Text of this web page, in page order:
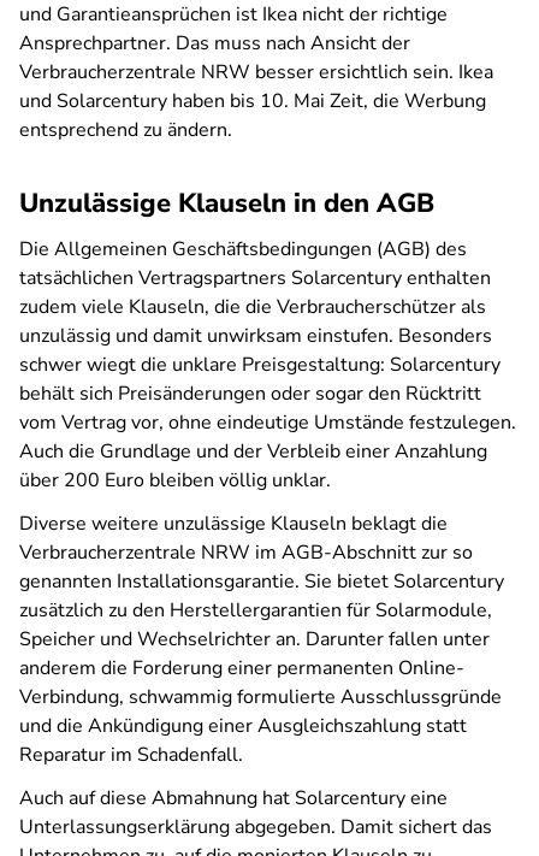
und Garantieansprüchen ist Ikea nicht der richtige
Ansprechpartner. Das muss nach Ansicht der
Verbraucherzentrale NRW besser ersichtlich sein. Ikea
und Solarcentury haben bis 10. Mai Zeit, die Werbung
entsprechend zu ändern.
Unzulässige Klauseln in den AGB
Die Allgemeinen Geschäftsbedingungen (AGB) des
tatsächlichen Vertragspartners Solarcentury enthalten
zudem viele Klauseln, die die Verbraucherschützer als
unzulässig und damit unwirksam einstufen. Besonders
schwer wiegt die unklare Preisgestaltung: Solarcentury
behält sich Preisänderungen oder sogar den Rücktritt
vom Vertrag vor, ohne eindeutige Umstände festzulegen.
Auch die Grundlage und der Verbleib einer Anzahlung
über 200 Euro bleiben völlig unklar.
Diverse weitere unzulässige Klauseln beklagt die
Verbraucherzentrale NRW im AGB-Abschnitt zur so
genannten Installationsgarantie. Sie bietet Solarcentury
zusätzlich zu den Herstellergarantien für Solarmodule,
Speicher und Wechselrichter an. Darunter fallen unter
anderem die Forderung einer permanenten Online-
Verbindung, schwammig formulierte Ausschlussgründe
und die Ankündigung einer Ausgleichszahlung statt
Reparatur im Schadenfall.
Auch auf diese Abmahnung hat Solarcentury eine
Unterlassungserklärung abgegeben. Damit sichert das